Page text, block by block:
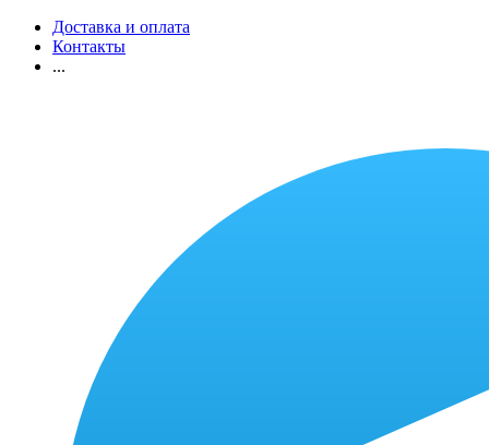
Доставка и оплата
Контакты
...